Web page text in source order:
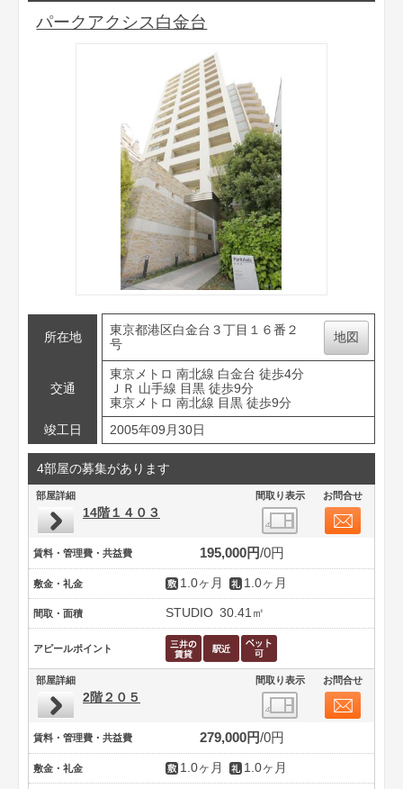
パークアクシス白金台
所在地
東京都港区白金台３丁目１６番２
号
地図
交通
東京メトロ 南北線 白金台 徒歩4分
ＪＲ 山手線 目黒 徒歩9分
東京メトロ 南北線 目黒 徒歩9分
竣工日
2005年09月30日
4部屋の募集があります
部屋詳細 間取り表示 お問合せ
14階１４０３
賃料・管理費・共益費 195,000円 0円
敷金・礼金 1.0ヶ月 1.0ヶ月
間取・面積 STUDIO 30.41㎡
アピールポイント
部屋詳細 間取り表示 お問合せ
2階２０５
賃料・管理費・共益費 279,000円 0円
敷金・礼金 1.0ヶ月 1.0ヶ月